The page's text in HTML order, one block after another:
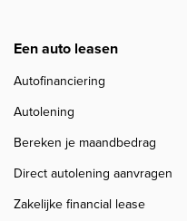
Een auto leasen
Autofinanciering
Autolening
Bereken je maandbedrag
Direct autolening aanvragen
Zakelijke financial lease